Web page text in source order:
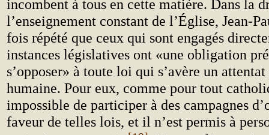
incombent à tous en cette matière. Dans la
l’enseignement constant de l’Église, Jean-
fois répété que ceux qui sont engagés
instances législatives ont «une obligation
s’opposer» à toute loi qui s’avère un
humaine. Pour eux, comme pour tout
impossible de participer à des campagnes
faveur de telles lois, et il n’est permis à